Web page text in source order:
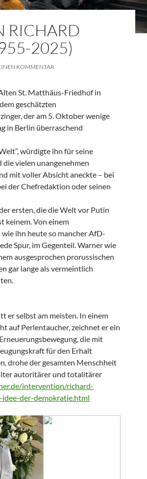
RICHARD
2025)
KOMMENTAR
St. Matthäus-Friedhof in
geschätzten
der am 5. Oktober wenige
in Berlin überraschend
würdigte ihn für seine
vielen unangenehmen
mit voller Absicht aneckte – bei
der Chefredaktion oder seinen
ersten, die die Welt vor Putin
keinem. Von einem
ihn heute so mancher AfD-
Spur, im Gegenteil. Warner wie
ausgesprochen prorussischen
gar lange als vermeintlich
er selbst am meisten. In einem
auf Perlentaucher, zeichnet er ein
die mit
für den Erhalt
drohe der gesamten Menschheit
autoritärer und totalitärer
intervention/richard-
der-demokratie.html